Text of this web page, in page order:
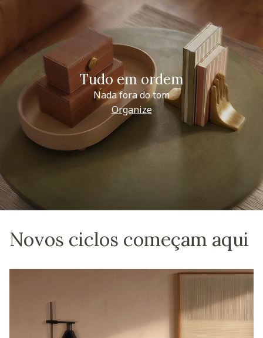
Tudo em ordem
Nada fora do tom
Organize
Novos ciclos começam aqui